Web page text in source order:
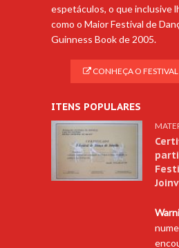
espetáculos, o que inclusive
como o Maior Festival de
Guinness Book de 2005.
CONHEÇA O
ITENS POPULARES